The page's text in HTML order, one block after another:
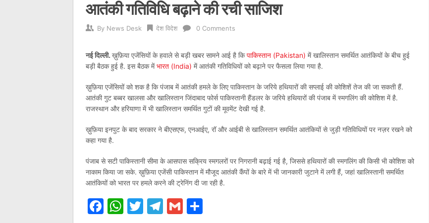
आतंकी गतिविधि बढ़ाने की रची साजिश
By News Desk देश विदेश 0 Comments
नई दिल्‍ली. ख़ुफ़िया एजेंसियों के हवाले से बड़ी खबर सामने आई है किपाकिस्तान (Pakistan) में खालिस्तान समर्थित आतंकियों के बीच हुई
बड़ी बैठक हुई है. इस बैठक मेंभारत (India) में आतंकी गतिविधियों को बढ़ाने पर फैसला लिया गया है.
ख़ुफ़िया एजेंसियों को शक है कि पंजाब में आतंकी हमले के लिए पाकिस्तान के जरिये हथियारों की सप्लाई की कोशिशें तेज की जा सकती हैं.
आतंकी गुट बब्बर खालसा और खालिस्तान जिंदाबाद फोर्स पाकिस्तानी हैंडलर के जरिये हथियारों की पंजाब में स्मगलिंग की कोशिश में है.
राजस्थान और हरियाणा में भी खालिस्तान समर्थित गुटों की मूवमेंट देखी गई है.
ख़ुफ़िया इनपुट के बाद सरकार ने बीएसएफ, एनआईए, रॉ और आईबी से खालिस्तान समर्थित आतंकियों से जुड़ी गतिविधियों पर नज़र रखने को
कहा गया है.
पंजाब से सटी पाकिस्तानी सीमा के आसपास सक्रिय स्मगलरों पर निगरानी बढ़ाई गई है, जिससे हथियारों की स्मगलिंग की किसी भी कोशिश को
नाकाम किया जा सके. ख़ुफ़िया एजेंसी पाकिस्तान में मौजूद आतंकी कैंपों के बारे में भी जानकारी जुटाने में लगी हैं, जहां खालिस्तानी समर्थित
आतंकियों को भारत पर हमले करने की ट्रेनिंग दी जा रही है.
Facebook
WhatsApp
Twitter
Telegram
Gmail